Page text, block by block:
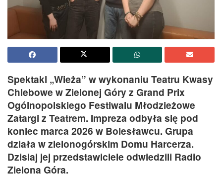
Spektakl „Wieża” w wykonaniu Teatru Kwasy
Chlebowe w Zielonej Góry z Grand Prix
Ogólnopolskiego Festiwalu Młodzieżowe
Zatargi z Teatrem. Impreza odbyła się pod
koniec marca 2026 w Bolesławcu. Grupa
działa w zielonogórskim Domu Harcerza.
Dzisiaj jej przedstawiciele odwiedzili Radio
Zielona Góra.